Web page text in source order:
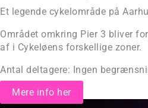
Et legende cykelområde på
Området omkring Pier 3 bliver
af i Cykeløens forskellige zoner.
Antal deltagere: Ingen
Mere info her